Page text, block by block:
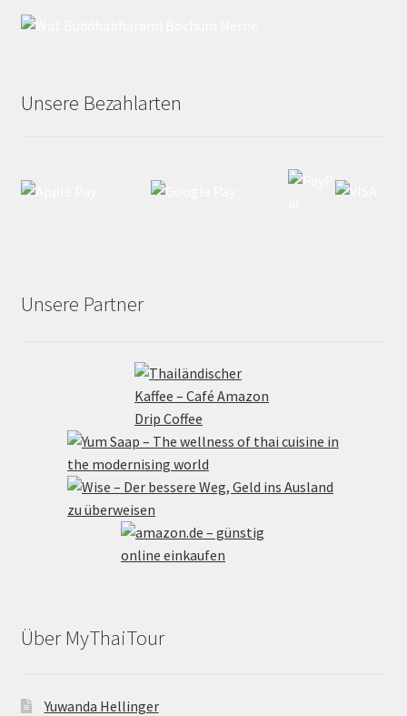
Unsere Bezahlarten
Unsere Partner
Über MyThaiTour
Yuwanda Hellinger